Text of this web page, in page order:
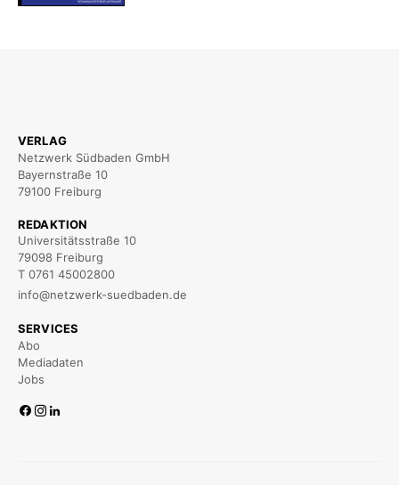
VERLAG
Netzwerk Südbaden GmbH
Bayernstraße 10
79100 Freiburg
REDAKTION
Universitätsstraße 10
79098 Freiburg
T 0761 45002800
info@netzwerk-suedbaden.de
SERVICES
Abo
Mediadaten
Jobs